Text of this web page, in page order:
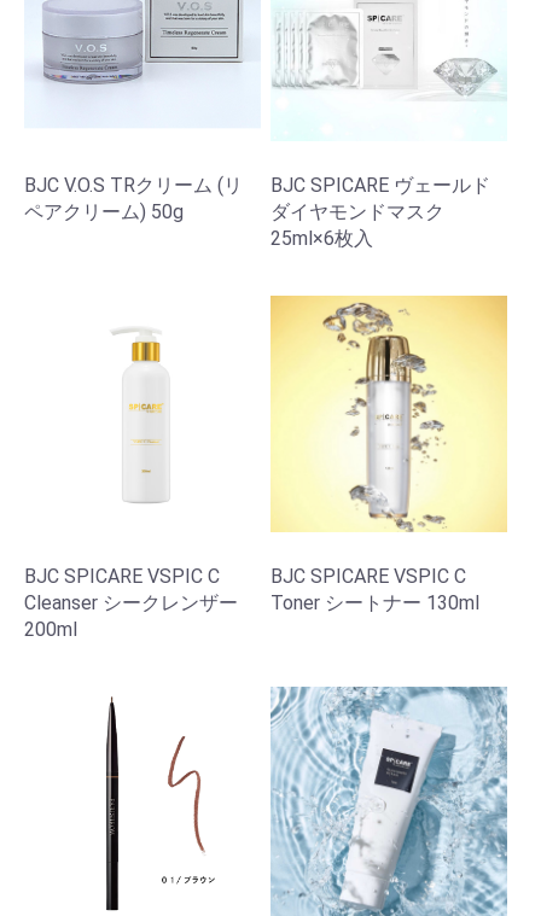
BJC V.O.S TRクリーム (リ
ペアクリーム) 50g
BJC SPICARE ヴェールド
ダイヤモンドマスク
25ml×6枚入
BJC SPICARE VSPIC C
Cleanser シークレンザー
200ml
BJC SPICARE VSPIC C
Toner シートナー 130ml